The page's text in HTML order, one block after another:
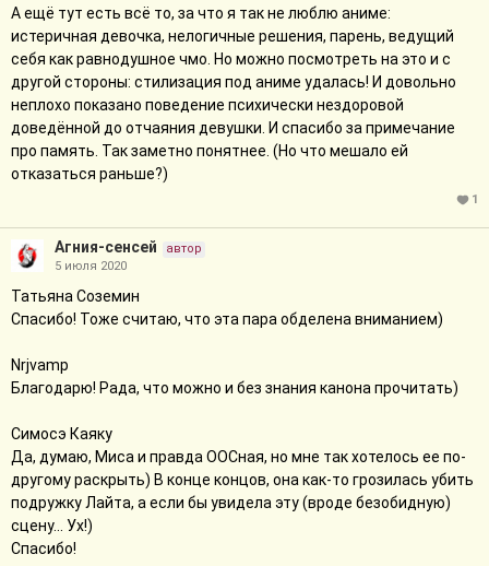
А ещё тут есть всё то, за что я так не люблю аниме:
истеричная девочка, нелогичные решения, парень, ведущий
себя как равнодушное чмо. Но можно посмотреть на это и с
другой стороны: стилизация под аниме удалась! И довольно
неплохо показано поведение психически нездоровой
доведённой до отчаяния девушки. И спасибо за примечание
про память. Так заметно понятнее. (Но что мешало ей
отказаться раньше?)
1
Агния-сенсей
автор
5 июля 2020
Татьяна Соземин
Спасибо! Тоже считаю, что эта пара обделена вниманием)
Nrjvamp
Благодарю! Рада, что можно и без знания канона прочитать)
Симосэ Каяку
Да, думаю, Миса и правда ООСная, но мне так хотелось ее по-
другому раскрыть) В конце концов, она как-то грозилась убить
подружку Лайта, а если бы увидела эту (вроде безобидную)
сцену... Ух!)
Спасибо!